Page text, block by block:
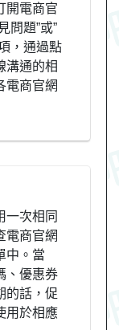
開電商官
問題”或”
，通過點
溝通的相
電商官網
一次相同
電商官網
中。當
、優惠券
的話，促
用於相應